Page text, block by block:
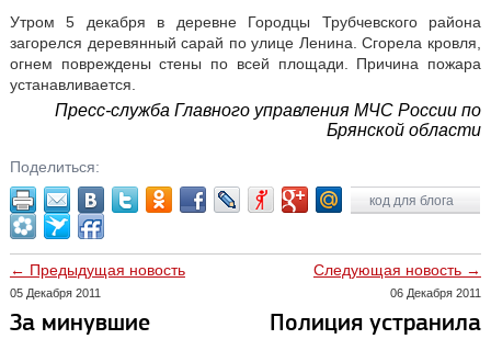
Утром 5 декабря в деревне Городцы Трубчевского района
загорелся деревянный сарай по улице Ленина. Сгорела кровля,
огнем повреждены стены по всей площади. Причина пожара
устанавливается.
Пресс-служба Главного управления МЧС России по
Брянской области
Поделиться:
код для блога
← Предыдущая новость
05 Декабря 2011
За минувшие
Следующая новость →
06 Декабря 2011
Полиция устранила